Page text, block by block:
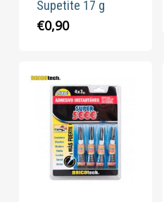
Supetite 17 g
€0,90